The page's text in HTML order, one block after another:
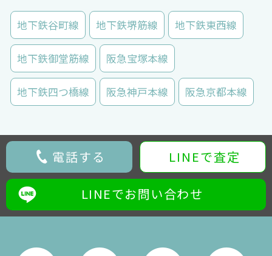
地下鉄谷町線 地下鉄堺筋線 地下鉄東西線
地下鉄御堂筋線 阪急宝塚本線
地下鉄四つ橋線 阪急神戸本線 阪急京都本線
電話する LINEで査定
LINEでお問い合わせ